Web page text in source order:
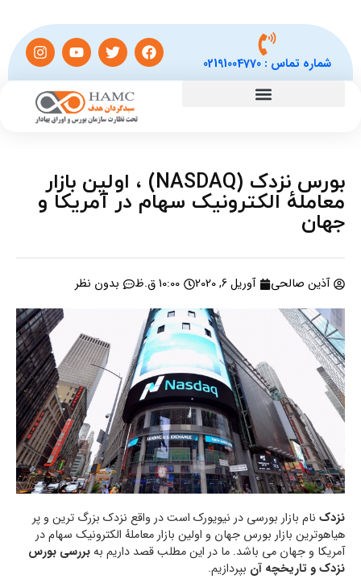
شماره تماس :02191004770
بورس نزدک (NASDAQ) ، اولین بازار
معاملهٔ الکترونیک سهام در آمریکا و
جهان
آذین صالحی آوریل 6, 2020 10:00 ق.ظ بدون نظر
نزدک نام بازار بورسی در نیویورک است در واقع نزدک بزرگ ترین و پر
هیاهوترین بازار بورس جهان و اولین بازار معاملهٔ الکترونیک سهام در
آمریکا و جهان می باشد. ما در این مطلب قصد داریم بهبررسی بورس
نزدک و تاریخچه آن بپردازیم.